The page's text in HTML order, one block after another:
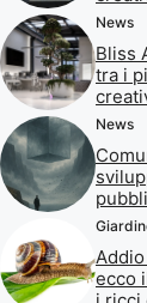
News
Bliss
tra i
News
ecco